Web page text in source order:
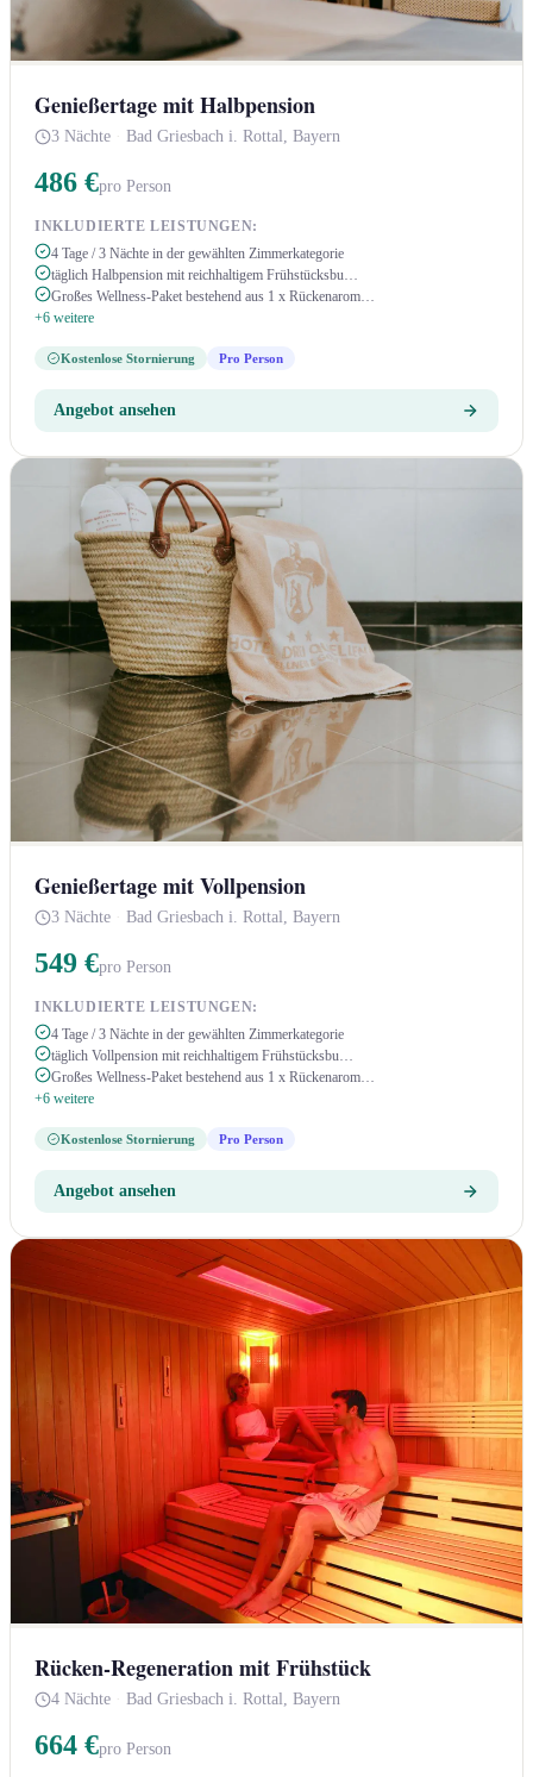
Genießertage mit Halbpension
3 Nächte · Bad Griesbach i. Rottal, Bayern
486 €pro Person
INKLUDIERTE LEISTUNGEN:
4 Tage / 3 Nächte in der gewählten Zimmerkategorie
täglich Halbpension mit reichhaltigem Frühstücksbu…
Großes Wellness-Paket bestehend aus 1 x Rückenarom…
+6 weitere
Kostenlose Stornierung Pro Person
Angebot ansehen
Genießertage mit Vollpension
3 Nächte · Bad Griesbach i. Rottal, Bayern
549 €pro Person
INKLUDIERTE LEISTUNGEN:
4 Tage / 3 Nächte in der gewählten Zimmerkategorie
täglich Vollpension mit reichhaltigem Frühstücksbu…
Großes Wellness-Paket bestehend aus 1 x Rückenarom…
+6 weitere
Kostenlose Stornierung Pro Person
Angebot ansehen
Rücken-Regeneration mit Frühstück
4 Nächte · Bad Griesbach i. Rottal, Bayern
664 €pro Person